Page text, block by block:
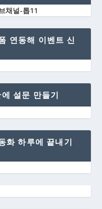
연동해 이벤트 신
설문 만들기
화 하루에 끝내기